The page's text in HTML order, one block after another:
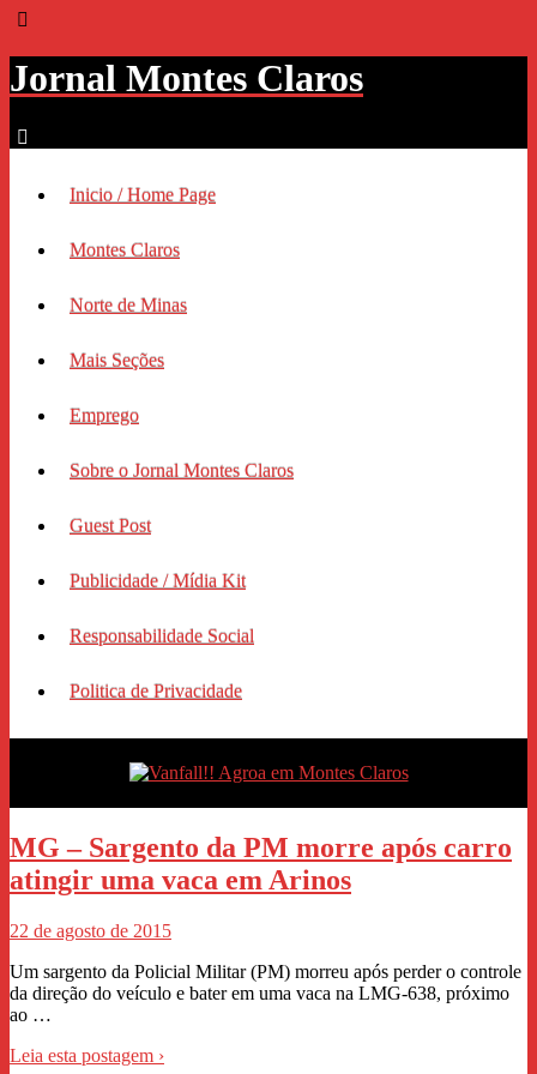
Jornal Montes Claros
Inicio / Home Page
Montes Claros
Norte de Minas
Mais Seções
Emprego
Sobre o Jornal Montes Claros
Guest Post
Publicidade / Mídia Kit
Responsabilidade Social
Politica de Privacidade
MG – Sargento da PM morre após carro
atingir uma vaca em Arinos
22 de agosto de 2015
Um sargento da Policial Militar (PM) morreu após perder o controle
da direção do veículo e bater em uma vaca na LMG-638, próximo
ao …
Leia esta postagem ›